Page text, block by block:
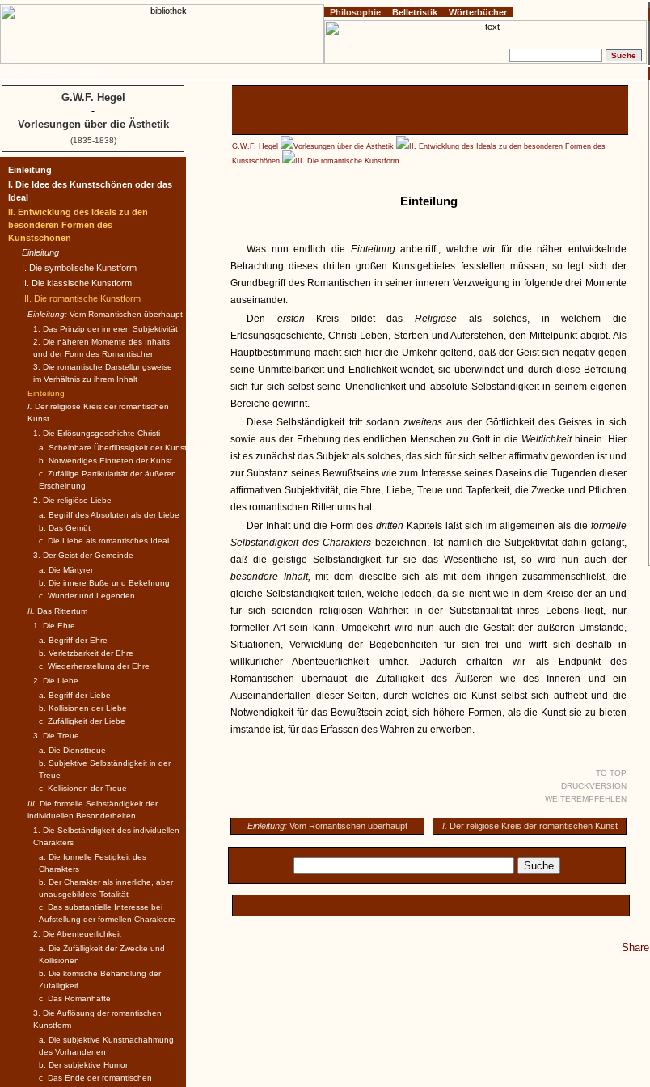
G.W.F. Hegel Vorlesungen über die Ästhetik
II. Entwicklung des Ideals zu den besonderen Formen des
Kunstschönen
III. Die romantische Kunstform
Einteilung
Was nun endlich die Einteilunganbetrifft, welche wir für die näher entwickelnde
Betrachtung dieses dritten großen Kunstgebietes feststellen müssen, so legt sich der
Grundbegriff des Romantischen in seiner inneren Verzweigung in folgende drei Momente
auseinander.
Den ersten Kreis bildet dasReligiöse als solches, in welchem die
Erlösungsgeschichte, Christi Leben, Sterben und Auferstehen, den Mittelpunkt abgibt. Als
Hauptbestimmung macht sich hier die Umkehr geltend, daß der Geist sich negativ gegen
seine Unmittelbarkeit und Endlichkeit wendet, sie überwindet und durch diese Befreiung
sich für sich selbst seine Unendlichkeit und absolute Selbständigkeit in seinem eigenen
Bereiche gewinnt.
Diese Selbständigkeit tritt sodannzweitensaus der Göttlichkeit des Geistes in sich
sowie aus der Erhebung des endlichen Menschen zu Gott in die Weltlichkeit hinein. Hier
ist es zunächst das Subjekt als solches, das sich für sich selber affirmativ geworden ist und
zur Substanz seines Bewußtseins wie zum Interesse seines Daseins die Tugenden dieser
affirmativen Subjektivität, die Ehre, Liebe, Treue und Tapferkeit, die Zwecke und Pflichten
des romantischen Rittertums hat.
Der Inhalt und die Form des dritten Kapitels läßt sich im allgemeinen als die formelle
Selbständigkeit des Charakters bezeichnen. Ist nämlich die Subjektivität dahin gelangt,
daß die geistige Selbständigkeit für sie das Wesentliche ist, so wird nun auch der
besondere Inhalt,mit dem dieselbe sich als mit dem ihrigen zusammenschließt, die
gleiche Selbständigkeit teilen, welche jedoch, da sie nicht wie in dem Kreise der an und
für sich seienden religiösen Wahrheit in der Substantialität ihres Lebens liegt, nur
formeller Art sein kann. Umgekehrt wird nun auch die Gestalt der äußeren Umstände,
Situationen, Verwicklung der Begebenheiten für sich frei und wirft sich deshalb in
willkürlicher Abenteuerlichkeit umher. Dadurch erhalten wir als Endpunkt des
Romantischen überhaupt die Zufälligkeit des Äußeren wie des Inneren und ein
Auseinanderfallen dieser Seiten, durch welches die Kunst selbst sich aufhebt und die
Notwendigkeit für das Bewußtsein zeigt, sich höhere Formen, als die Kunst sie zu bieten
imstande ist, für das Erfassen des Wahren zu erwerben.
TO TOP
DRUCKVERSION
WEITEREMPFEHLEN
Einleitung: Vom Romantischen überhaupt - I. Der religiöse Kreis der romantischen Kunst
Share
Einleitung
I. Die Idee des Kunstschönen oder das
Ideal
II. Entwicklung des Ideals zu den
besonderen Formen des
Kunstschönen
Einleitung
I. Die symbolische Kunstform
II. Die klassische Kunstform
III. Die romantische Kunstform
Einleitung: Vom Romantischen überhaupt
1. Das Prinzip der inneren Subjektivität
2. Die näheren Momente des Inhalts
und der Form des Romantischen
3. Die romantische Darstellungsweise
im Verhältnis zu ihrem Inhalt
Einteilung
I. Der religiöse Kreis der romantischen
Kunst
1. Die Erlösungsgeschichte Christi
a. Scheinbare Überflüssigkeit der Kunst
b. Notwendiges Eintreten der Kunst
c. Zufällige Partikularität der äußeren
Erscheinung
2. Die religiöse Liebe
a. Begriff des Absoluten als der Liebe
b. Das Gemüt
c. Die Liebe als romantisches Ideal
3. Der Geist der Gemeinde
a. Die Märtyrer
b. Die innere Buße und Bekehrung
c. Wunder und Legenden
II. Das Rittertum
1. Die Ehre
a. Begriff der Ehre
b. Verletzbarkeit der Ehre
c. Wiederherstellung der Ehre
2. Die Liebe
a. Begriff der Liebe
b. Kollisionen der Liebe
c. Zufälligkeit der Liebe
3. Die Treue
a. Die Diensttreue
b. Subjektive Selbständigkeit in der
Treue
c. Kollisionen der Treue
III. Die formelle Selbständigkeit der
individuellen Besonderheiten
1. Die Selbständigkeit des individuellen
Charakters
a. Die formelle Festigkeit des
Charakters
b. Der Charakter als innerliche, aber
unausgebildete Totalität
c. Das substantielle Interesse bei
Aufstellung der formellen Charaktere
2. Die Abenteuerlichkeit
a. Die Zufälligkeit der Zwecke und
Kollisionen
b. Die komische Behandlung der
Zufälligkeit
c. Das Romanhafte
3. Die Auflösung der romantischen
Kunstform
a. Die subjektive Kunstnachahmung
des Vorhandenen
b. Der subjektive Humor
c. Das Ende der romantischen
Philosophie Belletristik Wörterbücher
G.W.F. Hegel
-
Vorlesungen über die Ästhetik
(1835-1838)